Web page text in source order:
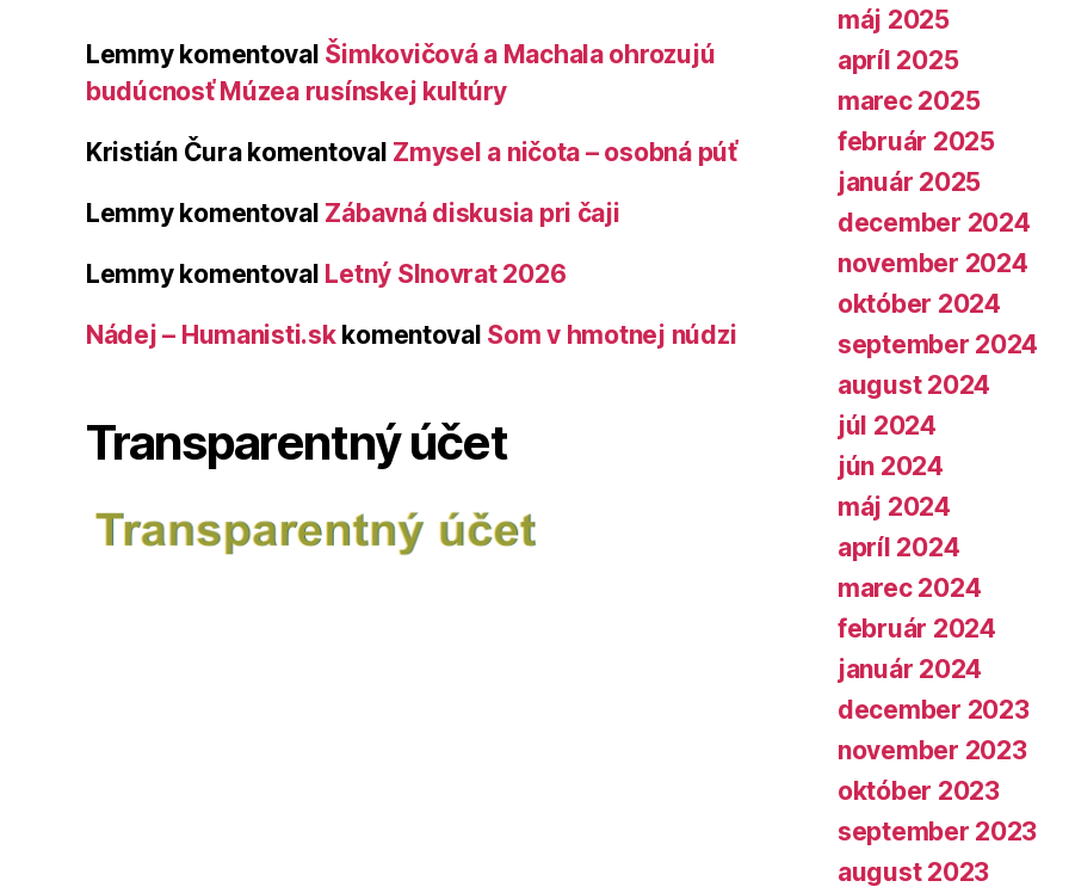
Lemmykomentoval Šimkovičová a Machala ohrozujú
budúcnosť Múzea rusínskej kultúry
Kristián Čurakomentoval Zmysel a ničota – osobná púť
Lemmykomentoval Zábavná diskusia pri čaji
Lemmykomentoval Letný Slnovrat 2026
Nádej – Humanisti.skkomentoval Som v hmotnej núdzi
Transparentný účet
máj 2025
apríl 2025
marec 2025
február 2025
január 2025
december 2024
november 2024
október 2024
september 2024
august 2024
júl 2024
jún 2024
máj 2024
apríl 2024
marec 2024
február 2024
január 2024
december 2023
november 2023
október 2023
september 2023
august 2023